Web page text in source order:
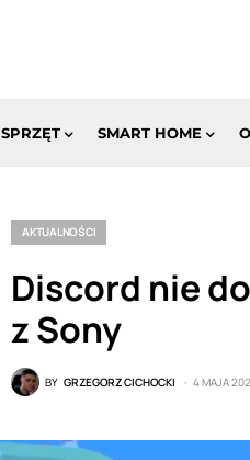
SPRZĘT SMART HOME
AKTUALNOŚCI
Discord nie
z Sony
BY GRZEGORZ CICHOCKI 4 MAJA